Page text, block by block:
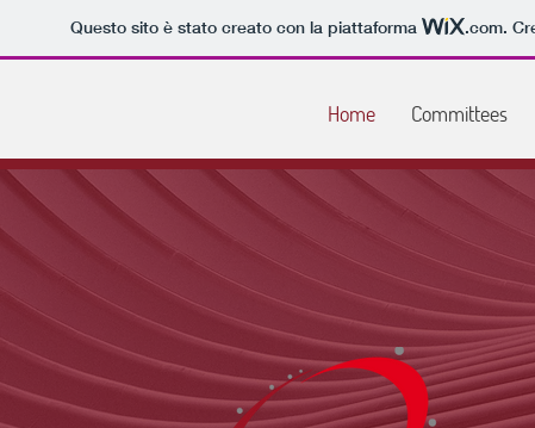
Questo sito è stato creato con la piattaforma .com.
Home Committees